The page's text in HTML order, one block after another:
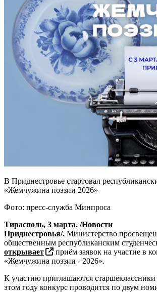
В Приднестровье стартовал
«Жемчужина поэзии 2026»
Фото: пресс-служба Минпроса
Тирасполь, 3 марта. /Новости
Приднестровья/. Министерство
общественным республиканским
открывает
приём заявок на участие в
«Жемчужина поэзии - 2026».
К участию приглашаются
этом году конкурс проводится по двум